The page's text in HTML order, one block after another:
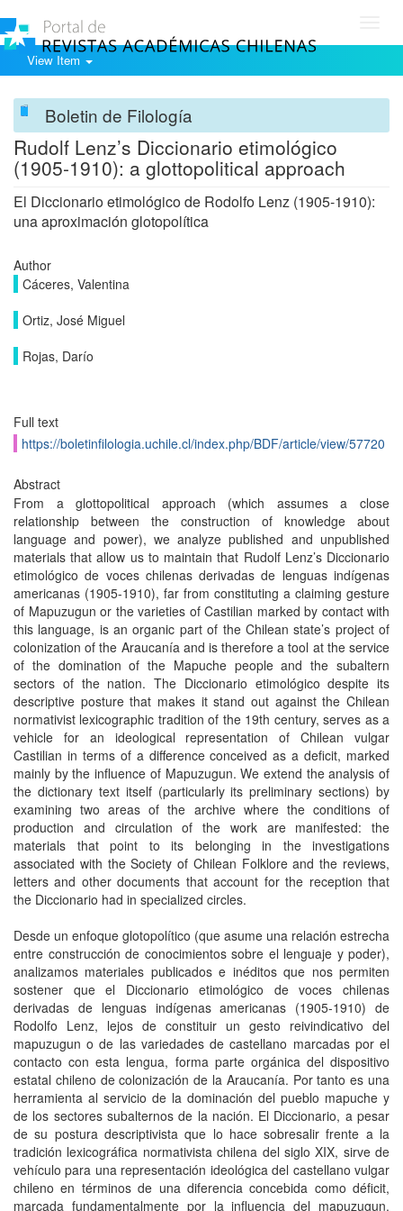
View Item
Boletin de Filología
Rudolf Lenz’s Diccionario etimológico
(1905-1910): a glottopolitical approach
El Diccionario etimológico de Rodolfo Lenz (1905-1910):
una aproximación glotopolítica
Author
Cáceres, Valentina
Ortiz, José Miguel
Rojas, Darío
Full text
https://boletinfilologia.uchile.cl/index.php/BDF/article/view/57720
Abstract
From a glottopolitical approach (which assumes a close
relationship between the construction of knowledge about
language and power), we analyze published and unpublished
materials that allow us to maintain that Rudolf Lenz’s Diccionario
etimológico de voces chilenas derivadas de lenguas indígenas
americanas (1905-1910), far from constituting a claiming gesture
of Mapuzugun or the varieties of Castilian marked by contact with
this language, is an organic part of the Chilean state’s project of
colonization of the Araucanía and is therefore a tool at the service
of the domination of the Mapuche people and the subaltern
sectors of the nation. The Diccionario etimológico despite its
descriptive posture that makes it stand out against the Chilean
normativist lexicographic tradition of the 19th century, serves as a
vehicle for an ideological representation of Chilean vulgar
Castilian in terms of a difference conceived as a deficit, marked
mainly by the influence of Mapuzugun. We extend the analysis of
the dictionary text itself (particularly its preliminary sections) by
examining two areas of the archive where the conditions of
production and circulation of the work are manifested: the
materials that point to its belonging in the investigations
associated with the Society of Chilean Folklore and the reviews,
letters and other documents that account for the reception that
the Diccionario had in specialized circles.
Desde un enfoque glotopolítico (que asume una relación estrecha
entre construcción de conocimientos sobre el lenguaje y poder),
analizamos materiales publicados e inéditos que nos permiten
sostener que el Diccionario etimológico de voces chilenas
derivadas de lenguas indígenas americanas (1905-1910) de
Rodolfo Lenz, lejos de constituir un gesto reivindicativo del
mapuzugun o de las variedades de castellano marcadas por el
contacto con esta lengua, forma parte orgánica del dispositivo
estatal chileno de colonización de la Araucanía. Por tanto es una
herramienta al servicio de la dominación del pueblo mapuche y
de los sectores subalternos de la nación. El Diccionario, a pesar
de su postura descriptivista que lo hace sobresalir frente a la
tradición lexicográfica normativista chilena del siglo XIX, sirve de
vehículo para una representación ideológica del castellano vulgar
chileno en términos de una diferencia concebida como déficit,
marcada fundamentalmente por la influencia del mapuzugun.